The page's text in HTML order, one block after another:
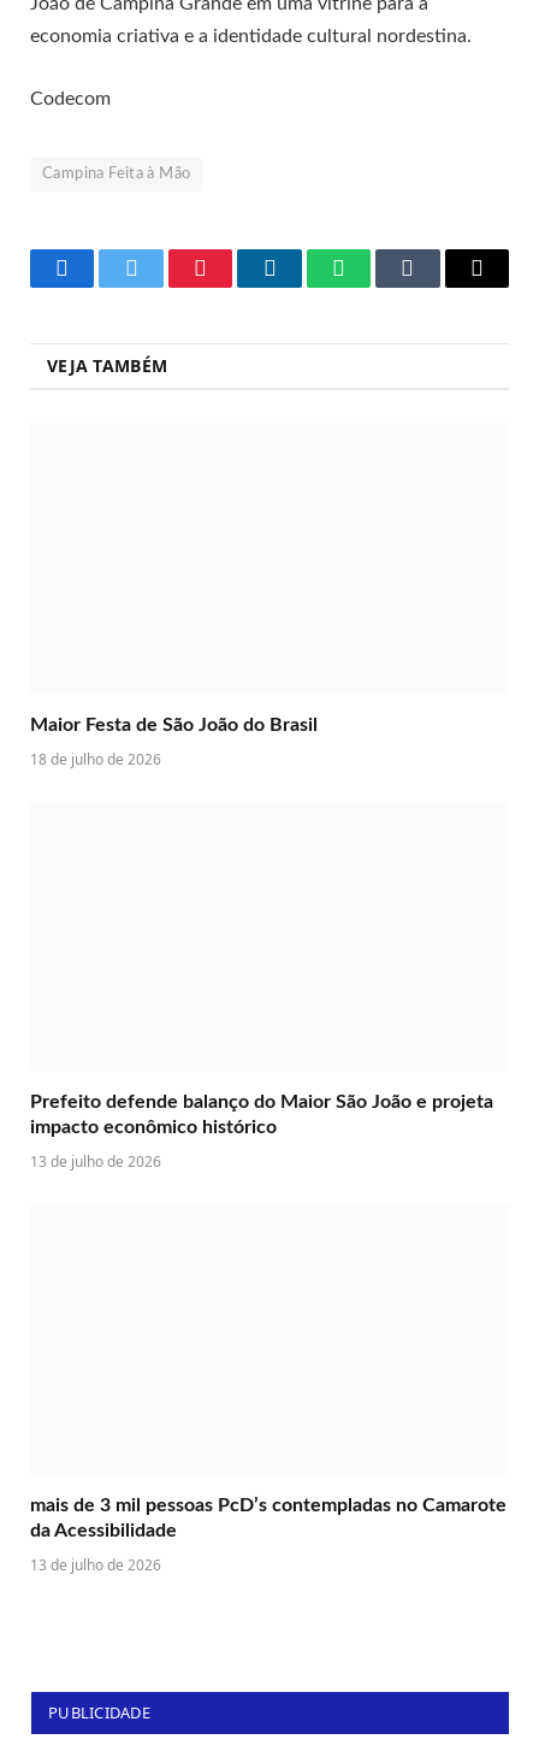
economia criativa e a identidade cultural nordestina.
Codecom
Campina Feita à Mão
FacebookTwitter PinterestLinkedInWhatsAppTumblr Copy
VEJA TAMBÉM
Maior Festa de São João do Brasil
18 de julho de 2026
Prefeito defende balanço do Maior São João e projeta
impacto econômico histórico
13 de julho de 2026
mais de 3 mil pessoas PcD’s contempladas no Camarote
da Acessibilidade
13 de julho de 2026
PUBLICIDADE